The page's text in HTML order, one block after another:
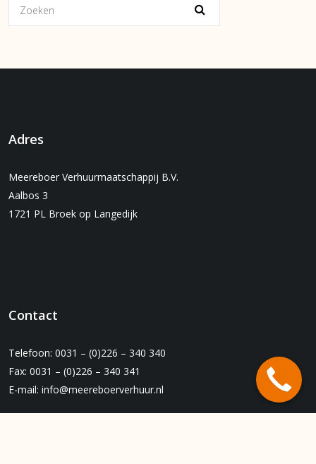
Adres
Meereboer Verhuurmaatschappij B.V.
Aalbos 3
1721 PL Broek op Langedijk
Contact
Telefoon: 0031 – (0)226 – 340 340
Fax: 0031 – (0)226 – 340 341
E-mail: info@meereboerverhuur.nl